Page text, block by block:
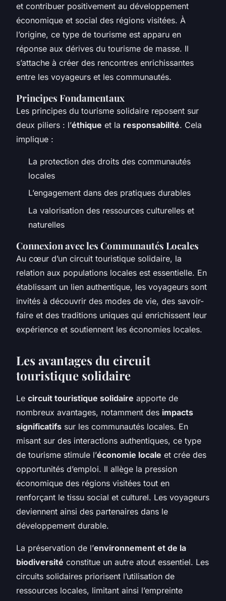
et contribuer positivement au développement
économique et social des régions visitées. À
l’origine, ce type de tourisme est apparu en
réponse aux dérives du tourisme de masse. Il
s’attache à créer des rencontres enrichissantes
entre les voyageurs et les communautés.
Principes Fondamentaux
Les principes du tourisme solidaire reposent sur
deux piliers : l’éthique et la responsabilité. Cela
implique :
La protection des droits des communautés
locales
L’engagement dans des pratiques durables
La valorisation des ressources culturelles et
naturelles
Connexion avec les Communautés Locales
Au cœur d’un circuit touristique solidaire, la
relation aux populations locales est essentielle. En
établissant un lien authentique, les voyageurs sont
invités à découvrir des modes de vie, des savoir-
faire et des traditions uniques qui enrichissent leur
expérience et soutiennent les économies locales.
Les avantages du circuit
touristique solidaire
Le circuit touristique solidaire apporte de
nombreux avantages, notamment des impacts
significatifs sur les communautés locales. En
misant sur des interactions authentiques, ce type
de tourisme stimule l’économie locale et crée des
opportunités d’emploi. Il allège la pression
économique des régions visitées tout en
renforçant le tissu social et culturel. Les voyageurs
deviennent ainsi des partenaires dans le
développement durable.
La préservation de l’environnement et de la
biodiversité constitue un autre atout essentiel. Les
circuits solidaires priorisent l’utilisation de
ressources locales, limitant ainsi l’empreinte